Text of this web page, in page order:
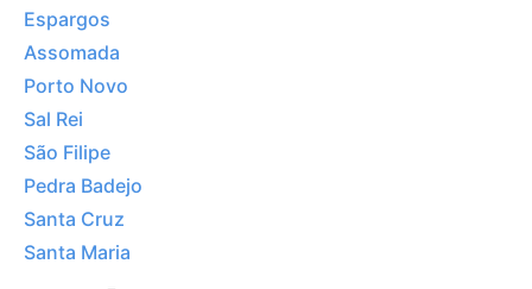
Espargos
Assomada
Porto Novo
Sal Rei
São Filipe
Pedra Badejo
Santa Cruz
Santa Maria